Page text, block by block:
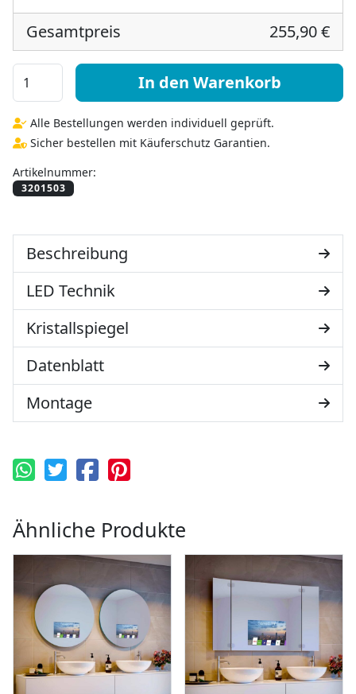
Gesamtpreis 255,90 €
runder Spiegel mit LED Beleuchtung - Arella II
In den Warenkorb
Alle Bestellungen werden individuell geprüft.
Sicher bestellen mit Käuferschutz Garantien.
Artikelnummer:
Beschreibung
LED Technik
Kristallspiegel
Datenblatt
Montage
Ähnliche Produkte